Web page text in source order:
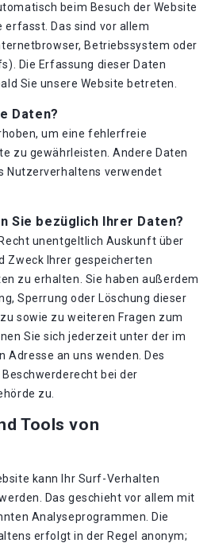
beim Besuch der Website
erfasst. Das sind vor allem
Betriebssystem oder
Die Erfassung dieser Daten
Sie unsere Website betreten.
Daten?
um eine fehlerfreie
zu gewährleisten. Andere Daten
Nutzerverhaltens verwendet
Sie bezüglich Ihrer Daten?
unentgeltlich Auskunft über
Zweck Ihrer gespeicherten
zu erhalten. Sie haben außerdem
Sperrung oder Löschung dieser
sowie zu weiteren Fragen zum
Sie sich jederzeit unter der im
Adresse an uns wenden. Des
bei der
zu.
Tools von
kann Ihr Surf-Verhalten
Das geschieht vor allem mit
Analyseprogrammen. Die
erfolgt in der Regel anonym;